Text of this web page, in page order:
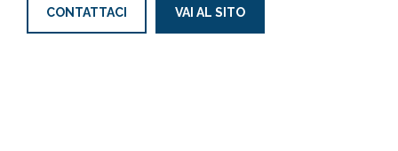
CONTATTACI VAI AL SITO